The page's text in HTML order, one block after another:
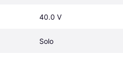
40.0 V
Solo